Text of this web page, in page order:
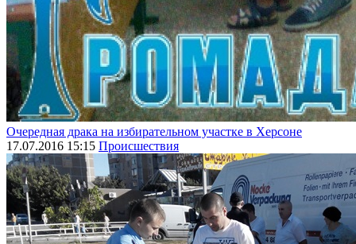
Очередная драка на избирательном участке в Херсоне
17.07.2016 15:15 Происшествия